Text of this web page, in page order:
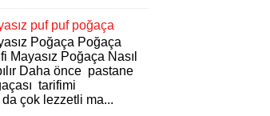
puf puf poğaça
Poğaça Poğaça
Mayasız Poğaça Nasıl
Daha önce pastane
tarifimi
da çok lezzetli ma...